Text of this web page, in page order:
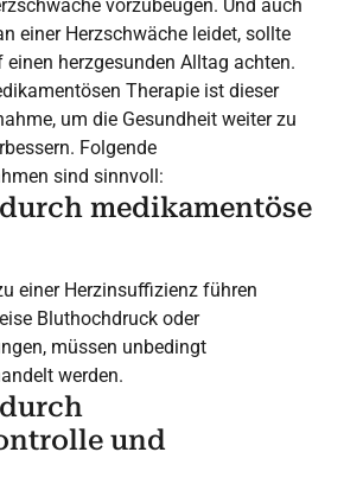
vorzubeugen. Und auch
einer Herzschwäche leidet, sollte
herzgesunden Alltag achten.
Therapie ist dieser
um die Gesundheit weiter zu
Folgende
sind sinnvoll:
medikamentöse
einer Herzinsuffizienz führen
Bluthochdruck oder
müssen unbedingt
werden.
und